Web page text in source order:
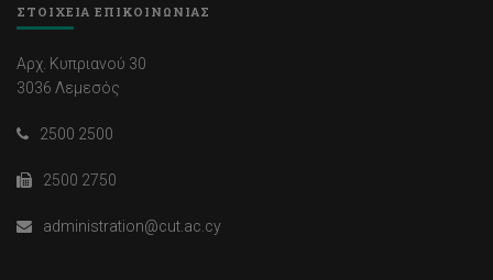
ΣΤΟΙΧΕΙΑ ΕΠΙΚΟΙΝΩΝΙΑΣ
Αρχ. Κυπριανού 30
3036 Λεμεσός
2500 2500
2500 2750
administration@cut.ac.cy